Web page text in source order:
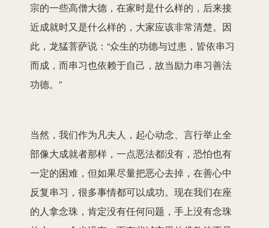
宗的一些高僧大德，在家时是什么样的，后来接
近成就时又是什么样的，大家应该非常清楚。因
此，龙猛菩萨说：“众生的功德与过患，皆依串习
而成，而串习也依赖于自己，故当励力串习善法
功德。”
当然，我们作为凡夫人，起心动念、言行举止全
部像大成就者那样，一点恶法都没有，恐怕也有
一定的困难，但如果尽量把恶心去掉，在善心中
反复串习，很多事情都可以成功。现在我们在座
的人拿念珠，肯定没有任何问题，手上没有念珠